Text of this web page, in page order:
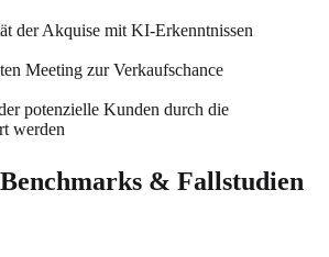
der Akquise mit KI-Erkenntnissen
Meeting zur Verkaufschance
potenzielle Kunden durch die
werden
& Fallstudien